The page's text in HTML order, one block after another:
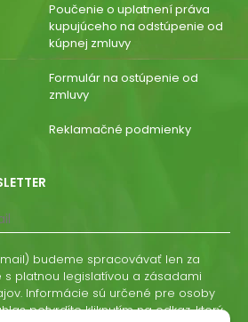
Poučenie o uplatnení práva
kupujúceho na odstúpenie od
kúpnej zmluvy
Formulár na ostúpenie od
zmluvy
Reklamačné podmienky
budeme spracovávať len za
platnou legislatívou a zásadami
Informácie sú určené pre osoby
potvrdíte kliknutím na odkaz, ktorý